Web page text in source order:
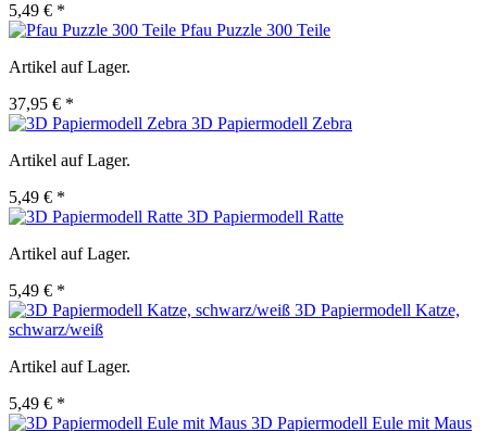
5,49 € *
Pfau Puzzle 300 Teile
Artikel auf Lager.
37,95 € *
3D Papiermodell Zebra
Artikel auf Lager.
5,49 € *
3D Papiermodell Ratte
Artikel auf Lager.
5,49 € *
3D Papiermodell Katze,
schwarz/weiß
Artikel auf Lager.
5,49 € *
3D Papiermodell Eule mit Maus